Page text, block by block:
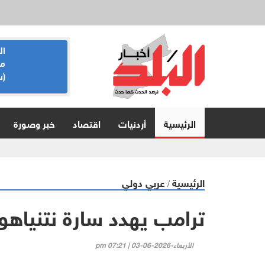
دينار صافي ارباح
شركة الأسواق
الحرة الأردنية خلال
النصف الاول من عام 2026
الرئيسية أردنيات اقتصاد خبر وصورة
الرئيسية / عربي دولي
ترامب يهدد سارة
الأربعاء-2026-06-03 | 07:21 pm